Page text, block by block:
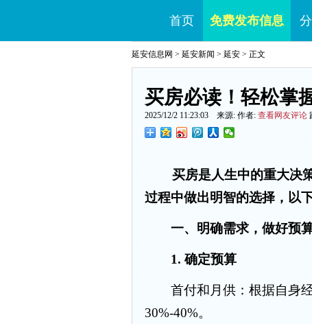
首页 免费发布信息
延安信息网 > 延安新闻 > 延安 > 正文
买房必读！轻松掌
2025/12/2 11:23:03 来源: 作者: 查看网友评论
买房是人生中的重大决
过程中做出明智的选择，以
一、明确需求，做好预
1. 确定预算
首付和月供：根据自身经
30%-40%。